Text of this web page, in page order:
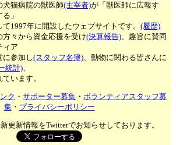
犬猫病院の獣医師(主宰者)が「獣医師に広報す
」
て1997年に開設したウェブサイトです。(履歴)
方々から資金応援を受け(決算報告)、趣旨に賛同
ィア
に参加し(スタッフ名簿)、動物に関わる皆さんに
統計)、
います。
ク ・サポーター募集 ・ボランティアスタッフ募
集・ プライバシーポリシー
更新情報をTwitterでお知らせしております。